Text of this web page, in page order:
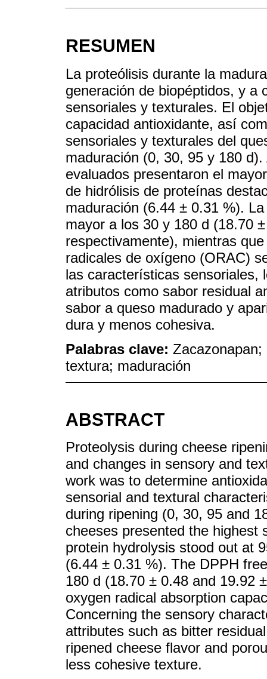
RESUMEN
La proteólisis durante la
generación de biopéptidos, y a
sensoriales y texturales. El
capacidad antioxidante, así
sensoriales y texturales del
maduración (0, 30, 95 y 180
evaluados presentaron el
de hidrólisis de proteínas
maduración (6.44 ± 0.31 %).
mayor a los 30 y 180 d (18.70
respectivamente), mientras
radicales de oxígeno (ORAC)
las características sensoriales,
atributos como sabor residual
sabor a queso madurado y
dura y menos cohesiva.
Palabras clave:
textura; maduración
ABSTRACT
Proteolysis during cheese
and changes in sensory and
work was to determine
sensorial and textural
during ripening (0, 30, 95 and
cheeses presented the highest
protein hydrolysis stood out at
(6.44 ± 0.31 %). The DPPH
180 d (18.70 ± 0.48 and 19.92
oxygen radical absorption
Concerning the sensory
attributes such as bitter
ripened cheese flavor and
less cohesive texture.